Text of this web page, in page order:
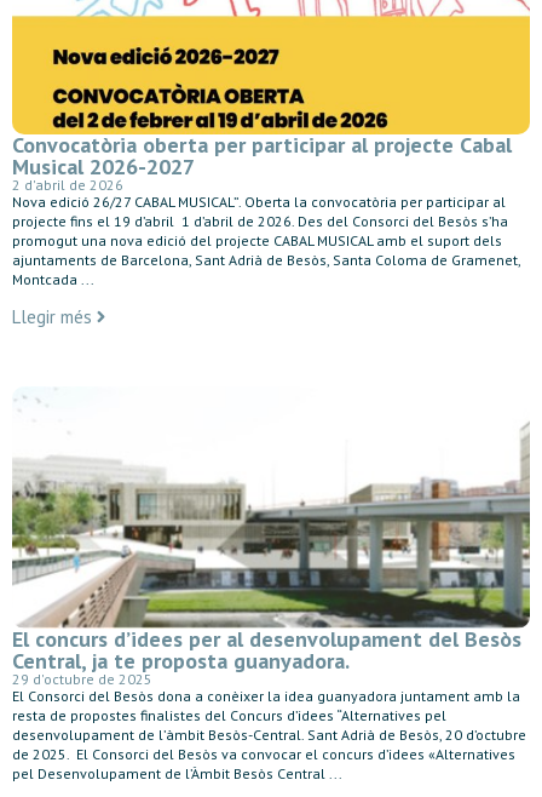
Convocatòria oberta per participar al projecte Cabal
Musical 2026-2027
2 d'abril de 2026
Nova edició 26/27 CABAL MUSICAL”. Oberta la convocatòria per participar al
projecte fins el 19 d’abril 1 d’abril de 2026. Des del Consorci del Besòs s’ha
promogut una nova edició del projecte CABAL MUSICAL amb el suport dels
ajuntaments de Barcelona, Sant Adrià de Besòs, Santa Coloma de Gramenet,
Montcada ...
Llegir més
El concurs d’idees per al desenvolupament del Besòs
Central, ja te proposta guanyadora.
29 d'octubre de 2025
El Consorci del Besòs dona a conèixer la idea guanyadora juntament amb la
resta de propostes finalistes del Concurs d’idees “Alternatives pel
desenvolupament de l’àmbit Besòs-Central. Sant Adrià de Besòs, 20 d’octubre
de 2025. El Consorci del Besòs va convocar el concurs d’idees «Alternatives
pel Desenvolupament de l’Àmbit Besòs Central ...